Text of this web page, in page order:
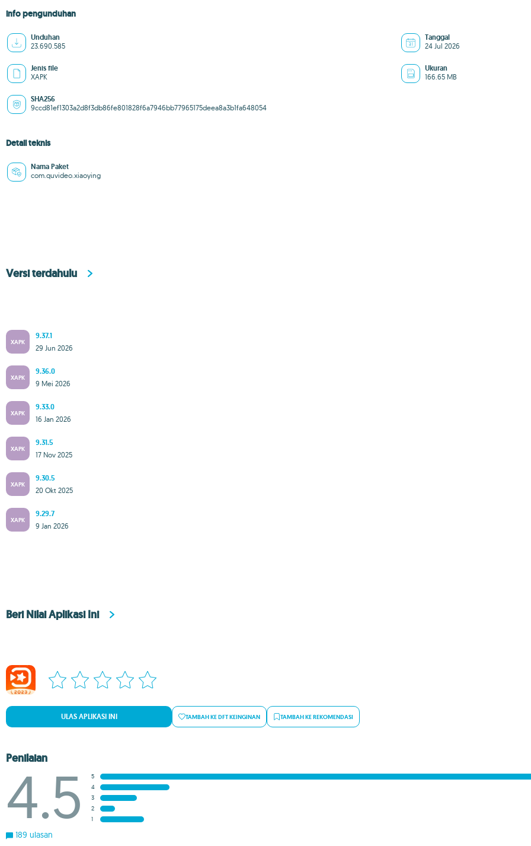
info pengunduhan
Unduhan
23.690.585
Tanggal
24 Jul 2026
Jenis file
XAPK
Ukuran
166.65 MB
SHA256
9ccd81ef1303a2d8f3db86fe801828f6a7946bb77965175deea8a3b1fa648054
Detail teknis
Nama Paket
com.quvideo.xiaoying
Versi terdahulu
XAPK
9.37.1
29 Jun 2026
XAPK
9.36.0
9 Mei 2026
XAPK
9.33.0
16 Jan 2026
XAPK
9.31.5
17 Nov 2025
XAPK
9.30.5
20 Okt 2025
XAPK
9.29.7
9 Jan 2026
Beri Nilai Aplikasi Ini
ULAS APLIKASI INI TAMBAH KE DFT KEINGINAN TAMBAH KE REKOMENDASI
Penilaian
4.5
5
4
3
2
1
189 ulasan